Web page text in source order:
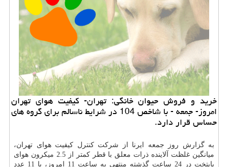
خرید و فروش حیوان خانگی: تهران- كیفیت هوای تهران
امروز- جمعه - با شاخص 104 در شرایط ناسالم برای گروه های
حساس قرار دارد.
به گزارش روز جمعه ایرنا از شركت كنترل كیفیت هوای تهران،
میانگین غلظت آلاینده ذرات معلق با قطر كمتر از 2.5 میكرون هوای
پایتخت در 24 ساعت گذشته منتهی به ساعت 11 امروز، با 11 عدد